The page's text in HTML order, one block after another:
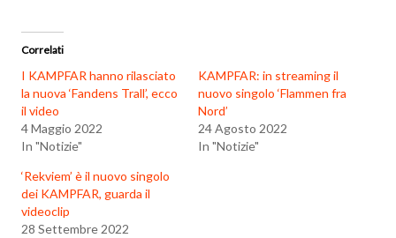
Correlati
I KAMPFAR hanno rilasciato
la nuova ‘Fandens Trall’, ecco
il video
4 Maggio 2022
In "Notizie"
KAMPFAR: in streaming il
nuovo singolo ‘Flammen fra
Nord’
24 Agosto 2022
In "Notizie"
‘Rekviem’ è il nuovo singolo
dei KAMPFAR, guarda il
videoclip
28 Settembre 2022